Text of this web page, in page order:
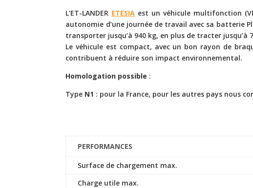
L’ET-LANDER ETESIA est un véhicule multifonction
autonomie d’une journée de travail avec sa batterie
transporter jusqu’à 940 kg, en plus de tracter jusqu’à
Le véhicule est compact, avec un bon rayon de
contribuent à réduire son impact environnemental.
Homologation possible :
Type N1 : pour la France, pour les autres pays nous
PERFORMANCES
Surface de chargement max.
Charge utile max.